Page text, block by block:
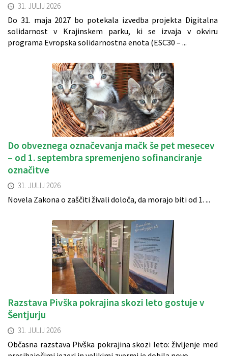
31. JULIJ 2026
Do 31. maja 2027 bo potekala izvedba projekta Digitalna
solidarnost v Krajinskem parku, ki se izvaja v okviru
programa Evropska solidarnostna enota (ESC30 – ...
Do obveznega označevanja mačk še pet mesecev
– od 1. septembra spremenjeno sofinanciranje
označitve
31. JULIJ 2026
Novela Zakona o zaščiti živali določa, da morajo biti od 1. ...
Razstava Pivška pokrajina skozi leto gostuje v
Šentjurju
31. JULIJ 2026
Občasna razstava Pivška pokrajina skozi leto: življenje med